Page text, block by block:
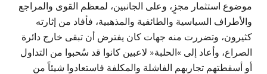
موضوع استثمار مجزٍ، وعلى الجانبين، لمعظم القوى والمراجع
والأطراف السياسية والطائفية والمذهبية، فأفاد من إثارته
كثيرون، وتضررت منه جهات كان يفترض أن تبقى خارج دائرة
الصراع، وأعاد إلى »الحلبة« لاعبين كانوا قد سُحبوا من التداول
أو أسقطتهم تجاربهم الفاشلة والمكلفة فاستعادوا شيئاً من